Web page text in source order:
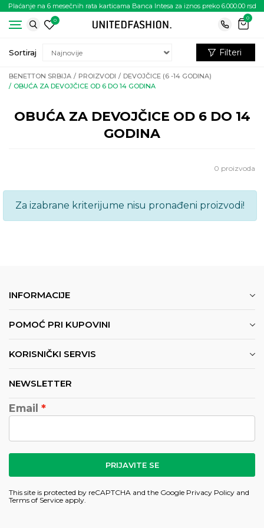
Plaćanje na 6 mesečnih rata karticama Banca Intesa za iznos preko 6.000.00 rsd
0
0
BENETTON SRBIJA PROIZVODI
DEVOJČICE (6 -14 GODINA)
OBUĆA ZA DEVOJČICE OD 6 DO 14 GODINA
OBUĆA ZA DEVOJČICE OD 6 DO 14
GODINA
Sortiraj Filteri
0 proizvoda
Za izabrane kriterijume nisu pronađeni proizvodi!
INFORMACIJE
POMOĆ PRI KUPOVINI
KORISNIČKI SERVIS
NEWSLETTER
Email
PRIJAVITE SE
This site is protected by reCAPTCHA and the Google Privacy Policy and
Terms of Service apply.